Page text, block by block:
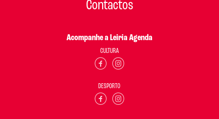
Contactos
Acompanhe a Leiria Agenda
CULTURA
DESPORTO